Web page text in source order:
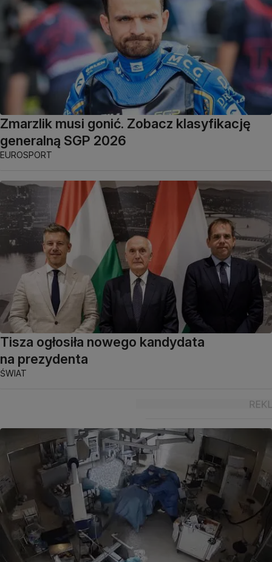
Zmarzlik musi gonić. Zobacz klasyfikację
generalną SGP 2026
EUROSPORT
Tisza ogłosiła nowego kandydata
na prezydenta
ŚWIAT